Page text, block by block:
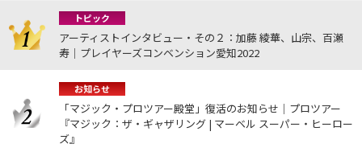
トピック
アーティストインタビュー・その２：加藤 綾華、山宗、百瀬
寿｜プレイヤーズコンベンション愛知2022
お知らせ
「マジック・プロツアー殿堂」復活のお知らせ｜プロツアー
『マジック：ザ・ギャザリング | マーベル スーパー・ヒーロー
ズ』